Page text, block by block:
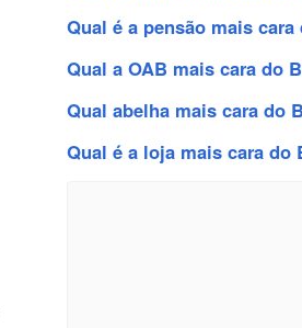
Qual é a pensão mais
Qual a OAB mais cara do
Qual abelha mais cara do
Qual é a loja mais cara do